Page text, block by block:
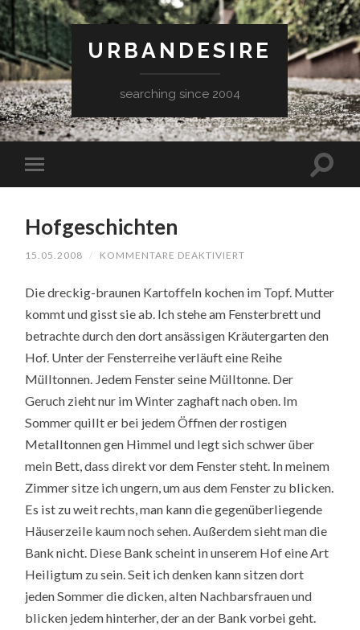
URBANDESIRE
searching since 2004
Hofgeschichten
15.05.2008 / KOMMENTARE DEAKTIVIERT
Die dreckig-braunen Kartoffeln kochen im Topf. Mutter
kommt und gisst sie ab. Ich stehe am Fensterbrett und
betrachte durch den dort ansässigen Kräutergarten den
Hof. Unter der Fensterreihe verläuft eine Reihe
Mülltonnen. Jedem Fenster seine Mülltonne. Der
Geruch zieht nur im Winter zaghaft nach oben. Im
Sommer quillt er bei jedem Öffnen der rostigen
Metalltonnen gen Himmel und legt sich schwer über
mein Bett, dass direkt vor dem Fenster steht. In meinem
Zimmer sitze ich ungern, um aus dem Fenster zu blicken.
Es ist zu weit rechts, man kann die gegenüberliegende
Häuserzeile kaum noch sehen. Außerdem sieht man die
Bank nicht. Diese Bank scheint in unserem Hof eine Art
Heiligtum zu sein. Seit ich denken kann sitzen dort
jeden Sommer die dicken, alten Nachbarsfrauen und
blicken jedem hinterher, der an der Bank vorbei geht.